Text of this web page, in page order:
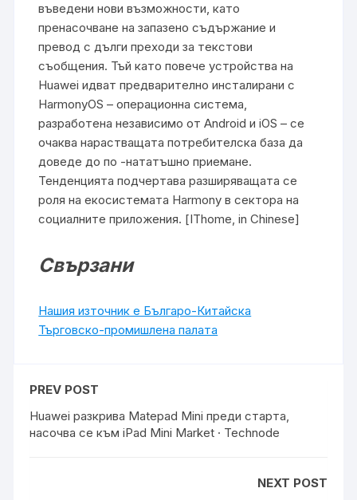
въведени нови възможности, като
пренасочване на запазено съдържание и
превод с дълги преходи за текстови
съобщения. Тъй като повече устройства на
Huawei идват предварително инсталирани с
HarmonyOS – операционна система,
разработена независимо от Android и iOS – се
очаква нарастващата потребителска база да
доведе до по -нататъшно приемане.
Тенденцията подчертава разширяващата се
роля на екосистемата Harmony в сектора на
социалните приложения. [IThome, in Chinese]
Свързани
Нашия източник е Българо-Китайска
Търговско-промишлена палaта
PREV POST
Huawei разкрива Matepad Mini преди старта,
насочва се към iPad Mini Market · Technode
NEXT POST